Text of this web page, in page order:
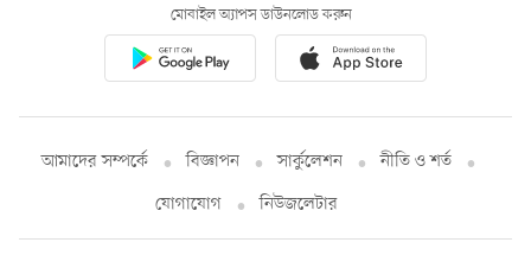
মোবাইল অ্যাপস ডাউনলোড করুন
আমাদের সম্পর্কে বিজ্ঞাপন সার্কুলেশন
নীতি ও শর্ত
যোগাযোগ
নিউজলেটার